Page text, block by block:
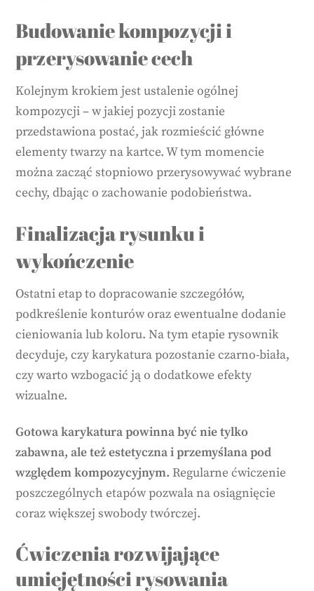
Budowanie kompozycji i
przerysowanie cech
Kolejnym krokiem jest ustalenie ogólnej
kompozycji – w jakiej pozycji zostanie
przedstawiona postać, jak rozmieścić główne
elementy twarzy na kartce. W tym momencie
można zacząć stopniowo przerysowywać wybrane
cechy, dbając o zachowanie podobieństwa.
Finalizacja rysunku i
wykończenie
Ostatni etap to dopracowanie szczegółów,
podkreślenie konturów oraz ewentualne dodanie
cieniowania lub koloru. Na tym etapie rysownik
decyduje, czy karykatura pozostanie czarno-biała,
czy warto wzbogacić ją o dodatkowe efekty
wizualne.
Gotowa karykatura powinna być nie tylko
zabawna, ale też estetyczna i przemyślana pod
względem kompozycyjnym. Regularne ćwiczenie
poszczególnych etapów pozwala na osiągnięcie
coraz większej swobody twórczej.
Ćwiczenia rozwijające
umiejętności rysowania